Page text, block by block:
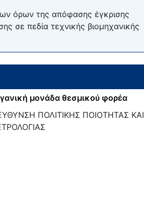
όρων της απόφασης έγκρισης
σε πεδία τεχνικής βιομηχανικής
μονάδα θεσμικού φορέα
ΠΟΛΙΤΙΚΗΣ ΠΟΙΟΤΗΤΑΣ ΚΑΙ